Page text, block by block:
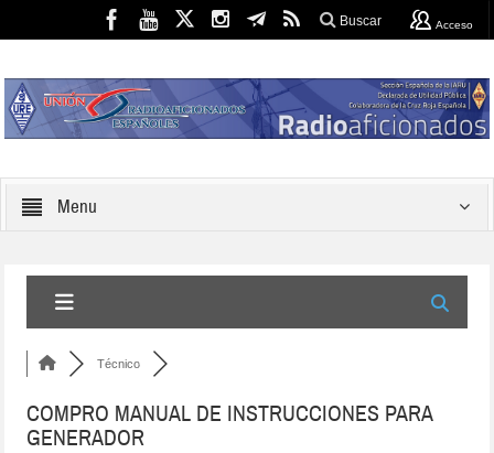
Buscar Acceso
Menu
Técnico
COMPRO MANUAL DE INSTRUCCIONES PARA
GENERADOR